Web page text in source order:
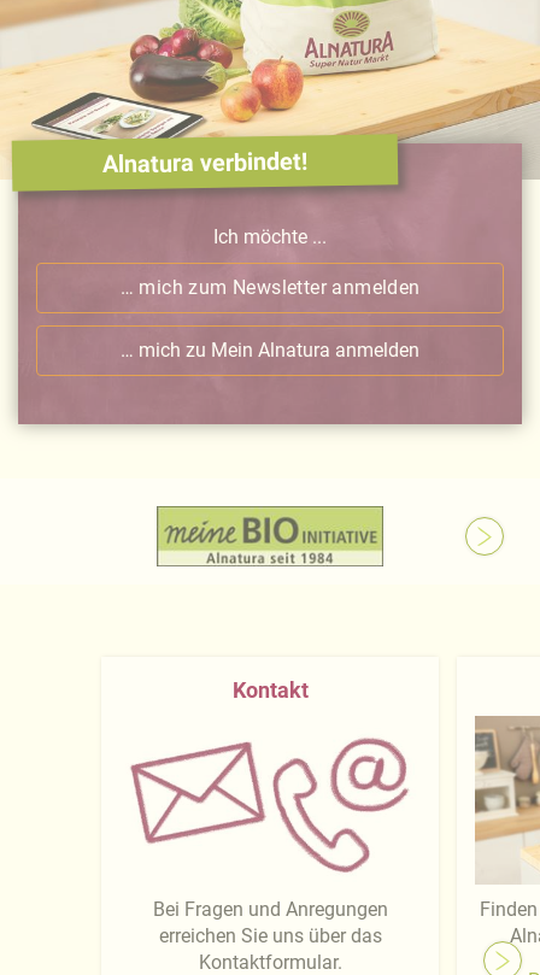
Alnatura verbindet!
Ich möchte ...
… mich zum Newsletter anmelden
… mich zu Mein Alnatura anmelden
Kontakt
Bei Fragen und Anregungen
erreichen Sie uns über das
Kontaktformular.